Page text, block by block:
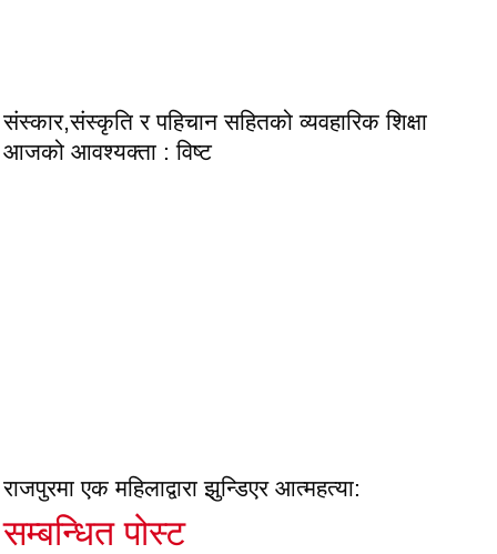
संस्कार,संस्कृति र पहिचान सहितको व्यवहारिक शिक्षा
आजको आवश्यक्ता : विष्ट
राजपुरमा एक महिलाद्वारा झुन्डिएर आत्महत्या:
सम्बन्धित पोस्ट